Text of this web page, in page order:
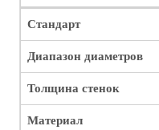
Стандарт
Диапазон диаметров
Толщина стенок
Материал